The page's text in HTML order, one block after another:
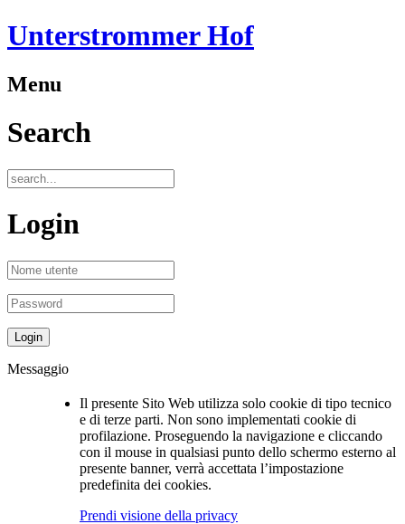
Unterstrommer Hof
Menu
Search
Login
Messaggio
Il presente Sito Web utilizza solo cookie di tipo tecnico
e di terze parti. Non sono implementati cookie di
profilazione. Proseguendo la navigazione e cliccando
con il mouse in qualsiasi punto dello schermo esterno al
presente banner, verrà accettata l’impostazione
predefinita dei cookies.
Prendi visione della privacy